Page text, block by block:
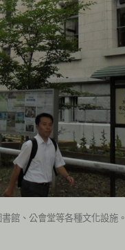
館、公會堂等各種文化設施。